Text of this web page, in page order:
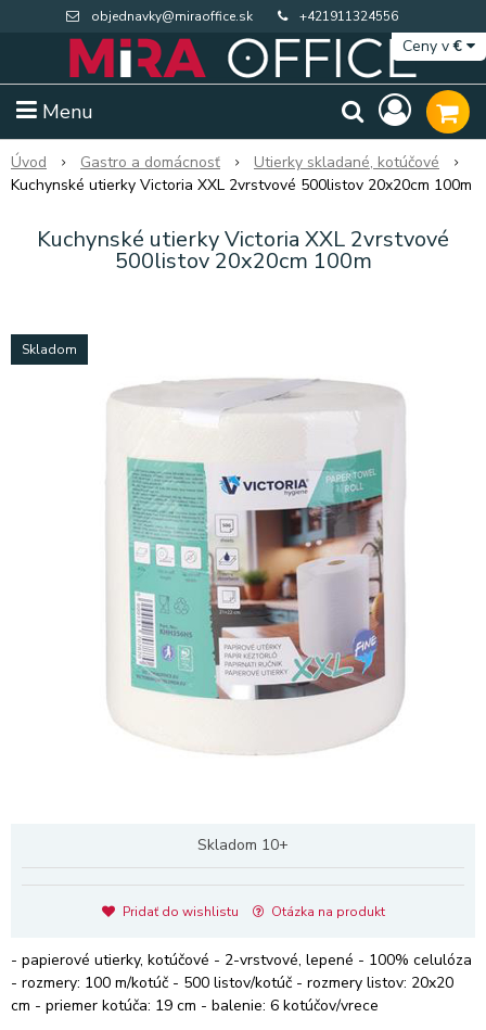
objednavky@miraoffice.sk +421911324556
Menu
Ceny v€
Výpredaj BTS
Úvod Gastro a domácnosť
Utierky skladané, kotúčové
Kuchynské utierky Victoria XXL 2vrstvové 500listov 20x20cm 100m
Kuchynské utierky Victoria XXL 2vrstvové
500listov 20x20cm 100m
Skladom
Skladom 10+
Pridať do wishlistu Otázka na produkt
- papierové utierky, kotúčové - 2-vrstvové, lepené - 100% celulóza
- rozmery: 100 m/kotúč - 500 listov/kotúč - rozmery listov: 20x20
cm - priemer kotúča: 19 cm - balenie: 6 kotúčov/vrece